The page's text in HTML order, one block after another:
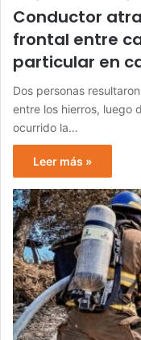
Conductor
frontal entre
particular en
Dos personas
entre los hierros, luego
ocurrido la…
Leer más »